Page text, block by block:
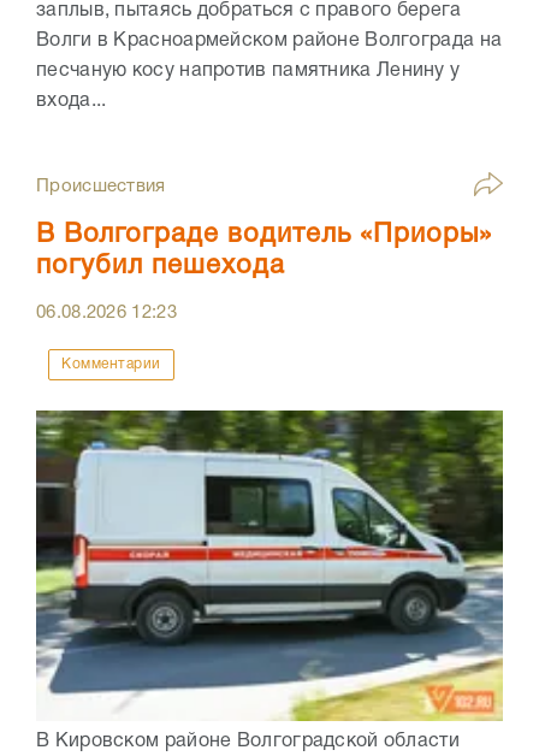
заплыв, пытаясь добраться с правого берега
Волги в Красноармейском районе Волгограда на
песчаную косу напротив памятника Ленину у
входа...
Происшествия
В Волгограде водитель «Приоры»
погубил пешехода
06.08.2026 12:23
Комментарии
В Кировском районе Волгоградской области